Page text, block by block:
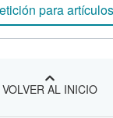
para
VOLVER AL INICIO